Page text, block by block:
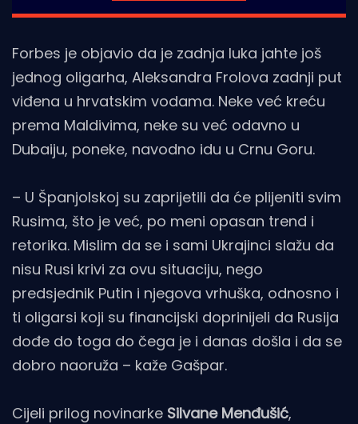
Forbes je objavio da je zadnja luka jahte još
jednog oligarha, Aleksandra Frolova zadnji put
viđena u hrvatskim vodama. Neke već kreću
prema Maldivima, neke su već odavno u
Dubaiju, poneke, navodno idu u Crnu Goru.
– U Španjolskoj su zaprijetili da će plijeniti svim
Rusima, što je već, po meni opasan trend i
retorika. Mislim da se i sami Ukrajinci slažu da
nisu Rusi krivi za ovu situaciju, nego
predsjednik Putin i njegova vrhuška, odnosno i
ti oligarsi koji su financijski doprinijeli da Rusija
dođe do toga do čega je i danas došla i da se
dobro naoruža – kaže Gašpar.
Cijeli prilog novinarke Silvane Menđušić,